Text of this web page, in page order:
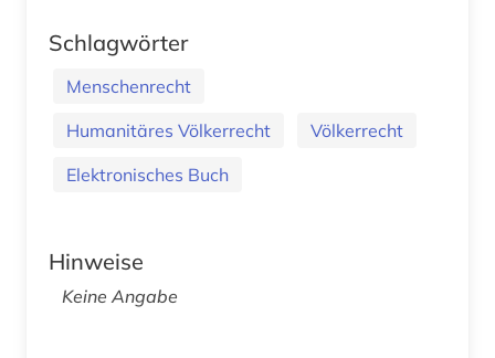
Schlagwörter
Menschenrecht
Humanitäres Völkerrecht
Völkerrecht
Elektronisches Buch
Hinweise
Keine Angabe